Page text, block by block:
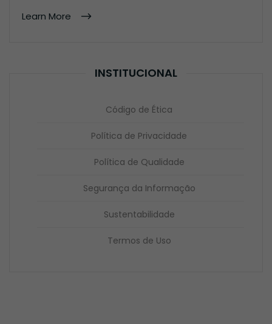
Learn More
INSTITUCIONAL
Código de Ética
Política de Privacidade
Política de Qualidade
Segurança da Informação
Sustentabilidade
Termos de Uso